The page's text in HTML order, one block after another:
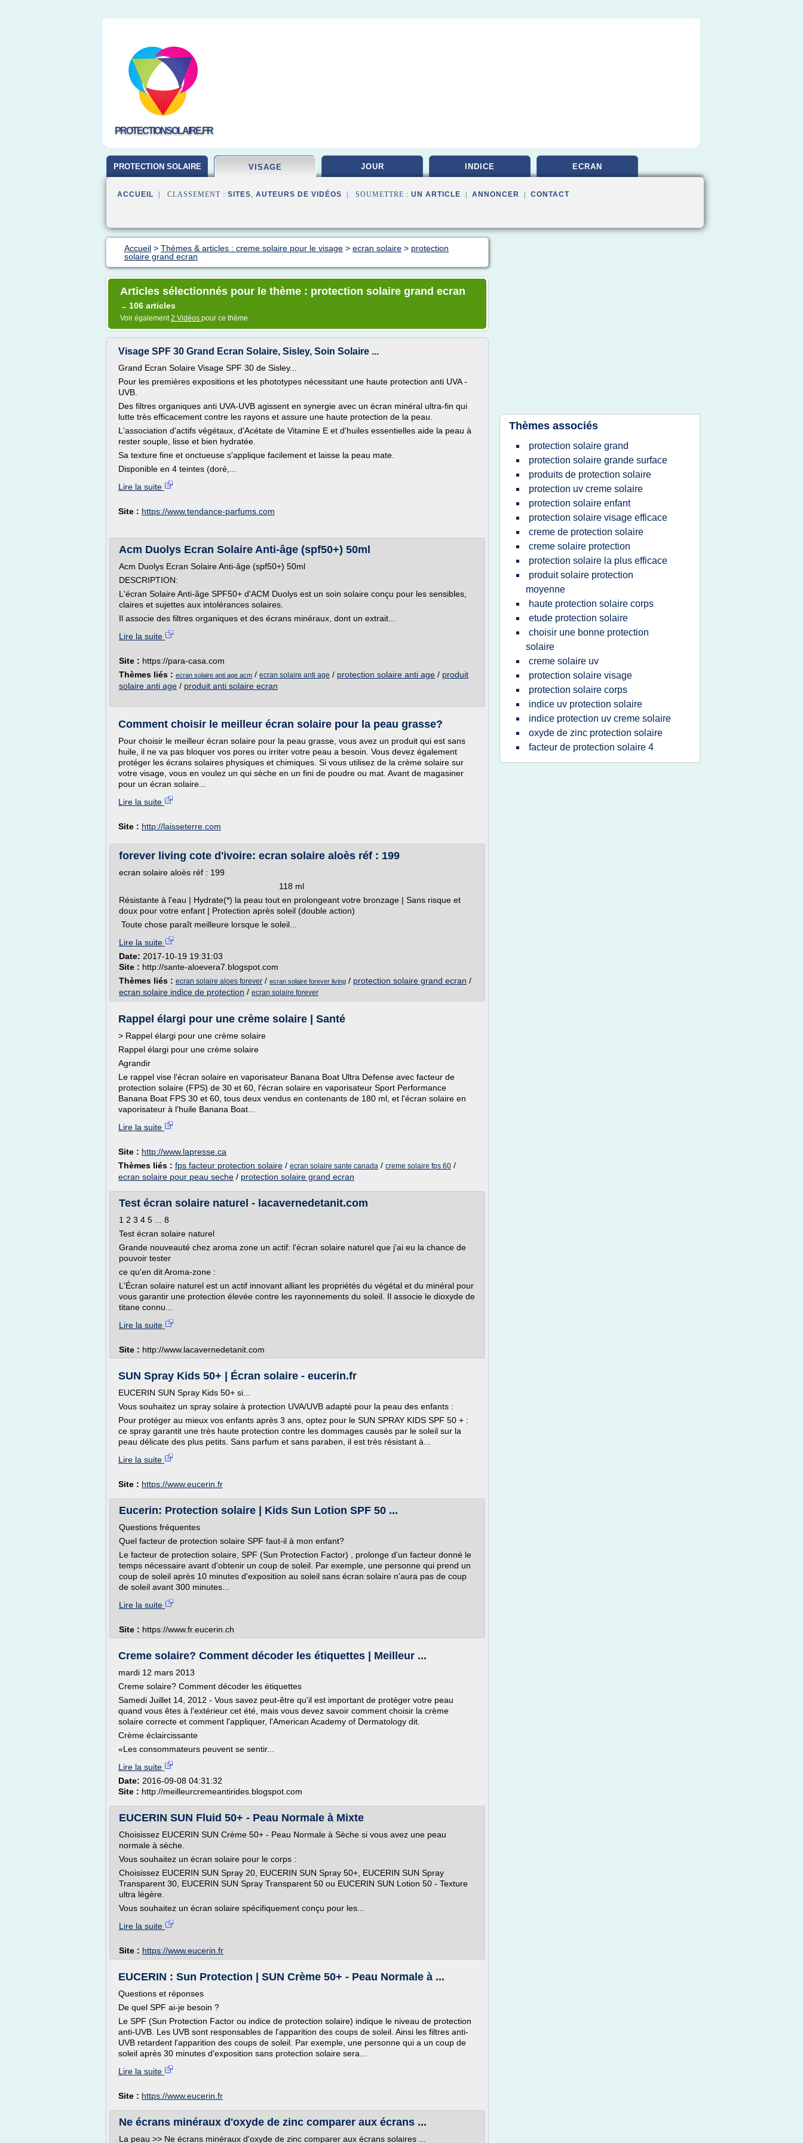
PROTECTIONSOLAIRE.FR
PROTECTION SOLAIRE VISAGE JOUR INDICE ECRAN
ACCUEIL | CLASSEMENT : SITES, AUTEURS DE VIDÉOS | SOUMETTRE : UN ARTICLE ANNONCER CONTACT
Accueil > Thèmes & articles : creme solaire pour le visage > ecran solaire > protection
solaire grand ecran
Articles sélectionnés pour le thème : protection solaire grand ecran
→ 106 articles
Voir également2 Vidéos pour ce thème
Visage SPF 30 Grand Ecran Solaire, Sisley, Soin Solaire ...
Grand Ecran Solaire Visage SPF 30 de Sisley...
Pour les premières expositions et les phototypes nécessitant une haute protection anti UVA -
UVB.
Des filtres organiques anti UVA-UVB agissent en synergie avec un écran minéral ultra-fin qui
lutte très efficacement contre les rayons et assure une haute protection de la peau.
L'association d'actifs végétaux, d'Acétate de Vitamine E et d'huiles essentielles aide la peau à
rester souple, lisse et bien hydratée.
Sa texture fine et onctueuse s'applique facilement et laisse la peau mate.
Disponible en 4 teintes (doré,...
Lire la suite
Site : https://www.tendance-parfums.com
Acm Duolys Ecran Solaire Anti-âge (spf50+) 50ml
Acm Duolys Ecran Solaire Anti-âge (spf50+) 50ml
DESCRIPTION:
L'écran Solaire Anti-âge SPF50+ d'ACM Duolys est un soin solaire conçu pour les sensibles,
claires et sujettes aux intolérances solaires.
Il associe des filtres organiques et des écrans minéraux, dont un extrait...
Lire la suite
Site : https://para-casa.com
Thèmes liés : ecran solaire anti age acm / ecran solaire anti age / protection solaire anti age / produit
solaire anti age / produit anti solaire ecran
Comment choisir le meilleur écran solaire pour la peau grasse?
Pour choisir le meilleur écran solaire pour la peau grasse, vous avez un produit qui est sans
huile, il ne va pas bloquer vos pores ou irriter votre peau a besoin. Vous devez également
protéger les écrans solaires physiques et chimiques. Si vous utilisez de la crème solaire sur
votre visage, vous en voulez un qui sèche en un fini de poudre ou mat. Avant de magasiner
pour un écran solaire...
Lire la suite
Site : http://laisseterre.com
forever living cote d'ivoire: ecran solaire aloès réf : 199
ecran solaire aloès réf : 199
118 ml
Résistante à l'eau | Hydrate(*) la peau tout en prolongeant votre bronzage | Sans risque et
doux pour votre enfant | Protection après soleil (double action)
Toute chose paraît meilleure lorsque le soleil...
Lire la suite
Date: 2017-10-19 19:31:03
Site : http://sante-aloevera7.blogspot.com
Thèmes liés : ecran solaire aloes forever / ecran solaire forever living / protection solaire grand ecran /
ecran solaire indice de protection / ecran solaire forever
Rappel élargi pour une crème solaire | Santé
> Rappel élargi pour une crème solaire
Rappel élargi pour une crème solaire
Agrandir
Le rappel vise l'écran solaire en vaporisateur Banana Boat Ultra Defense avec facteur de
protection solaire (FPS) de 30 et 60, l'écran solaire en vaporisateur Sport Performance
Banana Boat FPS 30 et 60, tous deux vendus en contenants de 180 ml, et l'écran solaire en
vaporisateur à l'huile Banana Boat...
Lire la suite
Site : http://www.lapresse.ca
Thèmes liés : fps facteur protection solaire / ecran solaire sante canada / creme solaire fps 60 /
ecran solaire pour peau seche / protection solaire grand ecran
Test écran solaire naturel - lacavernedetanit.com
1 2 3 4 5 ... 8
Test écran solaire naturel
Grande nouveauté chez aroma zone un actif: l'écran solaire naturel que j'ai eu la chance de
pouvoir tester
ce qu'en dit Aroma-zone :
L'Écran solaire naturel est un actif innovant alliant les propriétés du végétal et du minéral pour
vous garantir une protection élevée contre les rayonnements du soleil. Il associe le dioxyde de
titane connu...
Lire la suite
Site : http://www.lacavernedetanit.com
SUN Spray Kids 50+ | Écran solaire - eucerin.fr
EUCERIN SUN Spray Kids 50+ si...
Vous souhaitez un spray solaire à protection UVA/UVB adapté pour la peau des enfants :
Pour protéger au mieux vos enfants après 3 ans, optez pour le SUN SPRAY KIDS SPF 50 + :
ce spray garantit une très haute protection contre les dommages causés par le soleil sur la
peau délicate des plus petits. Sans parfum et sans paraben, il est très résistant à...
Lire la suite
Site : https://www.eucerin.fr
Eucerin: Protection solaire | Kids Sun Lotion SPF 50 ...
Questions fréquentes
Quel facteur de protection solaire SPF faut-il à mon enfant?
Le facteur de protection solaire, SPF (Sun Protection Factor) , prolonge d'un facteur donné le
temps nécessaire avant d'obtenir un coup de soleil. Par exemple, une personne qui prend un
coup de soleil après 10 minutes d'exposition au soleil sans écran solaire n'aura pas de coup
de soleil avant 300 minutes...
Lire la suite
Site : https://www.fr.eucerin.ch
Creme solaire? Comment décoder les étiquettes | Meilleur ...
mardi 12 mars 2013
Creme solaire? Comment décoder les étiquettes
Samedi Juillet 14, 2012 - Vous savez peut-être qu'il est important de protéger votre peau
quand vous êtes à l'extérieur cet été, mais vous devez savoir comment choisir la crème
solaire correcte et comment l'appliquer, l'American Academy of Dermatology dit.
Crème éclaircissante
«Les consommateurs peuvent se sentir...
Lire la suite
Date: 2016-09-08 04:31:32
Site : http://meilleurcremeantirides.blogspot.com
EUCERIN SUN Fluid 50+ - Peau Normale à Mixte
Choisissez EUCERIN SUN Crème 50+ - Peau Normale à Sèche si vous avez une peau
normale à sèche.
Vous souhaitez un écran solaire pour le corps :
Choisissez EUCERIN SUN Spray 20, EUCERIN SUN Spray 50+, EUCERIN SUN Spray
Transparent 30, EUCERIN SUN Spray Transparent 50 ou EUCERIN SUN Lotion 50 - Texture
ultra légère.
Vous souhaitez un écran solaire spécifiquement conçu pour les...
Lire la suite
Site : https://www.eucerin.fr
EUCERIN : Sun Protection | SUN Crème 50+ - Peau Normale à ...
Questions et réponses
De quel SPF ai-je besoin ?
Le SPF (Sun Protection Factor ou indice de protection solaire) indique le niveau de protection
anti-UVB. Les UVB sont responsables de l'apparition des coups de soleil. Ainsi les filtres anti-
UVB retardent l'apparition des coups de soleil. Par exemple, une personne qui a un coup de
soleil après 30 minutes d'exposition sans protection solaire sera...
Lire la suite
Site : https://www.eucerin.fr
Ne écrans minéraux d'oxyde de zinc comparer aux écrans ...
La peau >> Ne écrans minéraux d'oxyde de zinc comparer aux écrans solaires ...
Thèmes associés
protection solaire grand
protection solaire grande surface
produits de protection solaire
protection uv creme solaire
protection solaire enfant
protection solaire visage efficace
creme de protection solaire
creme solaire protection
protection solaire la plus efficace
produit solaire protection
moyenne
haute protection solaire corps
etude protection solaire
choisir une bonne protection
solaire
creme solaire uv
protection solaire visage
protection solaire corps
indice uv protection solaire
indice protection uv creme solaire
oxyde de zinc protection solaire
facteur de protection solaire 4